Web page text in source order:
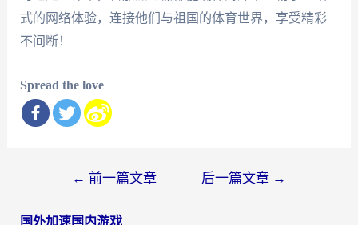
式的网络体验，连接他们与祖国的体育世界，享受精彩
不间断！
Spread the love
← 前一篇文章 后一篇文章 →
国外加速国内游戏